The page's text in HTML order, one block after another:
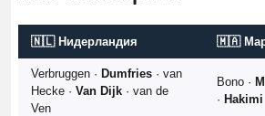
🇳🇱 Нидерландия 🇲🇦
Verbruggen · Dumfries · van
Hecke · Van Dijk · van de
Ven
Bono ·
· Hakimi